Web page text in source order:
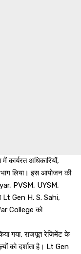
कार्यरत अधिकारियों,
लिया। इस आयोजन की
PVSM, UYSM,
Gen H. S. Sahi,
College को
गया, राजपूत रेजिमेंट के
को दर्शाता है। Lt Gen